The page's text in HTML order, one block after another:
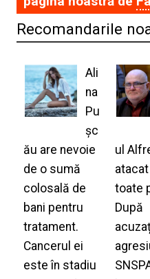
Recomandarile
Ali
na
Pu
șc
ău are nevoie
de o sumă
colosală de
bani pentru
tratament.
Cancerul ei
este în stadiu
ul
toate
După